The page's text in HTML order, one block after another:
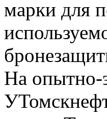
марки для
На опытно-